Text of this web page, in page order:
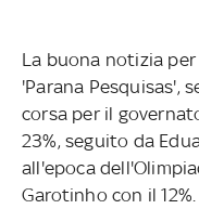
La buona notizia
'Parana Pesquisas',
corsa per il
23%, seguito da
all'epoca
Garotinho con il